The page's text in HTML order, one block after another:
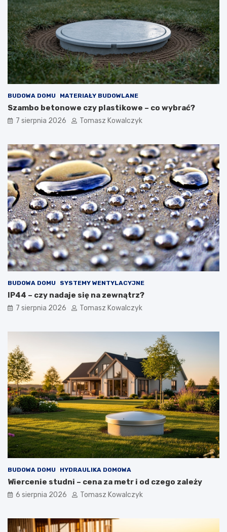
z
n
y
c
h
i
z
e
n
ę
t
n
y
c
h
a
b
u
d
o
w
i
e
BUDOWA DOMU MATERIAŁY BUDOWLANE
Szambo betonowe czy plastikowe – co wybrać?
7 sierpnia 2026 Tomasz Kowalczyk
BUDOWA DOMU SYSTEMY WENTYLACYJNE
IP44 – czy nadaje się na zewnątrz?
7 sierpnia 2026 Tomasz Kowalczyk
BUDOWA DOMU HYDRAULIKA DOMOWA
Wiercenie studni – cena za metr i od czego zależy
6 sierpnia 2026 Tomasz Kowalczyk